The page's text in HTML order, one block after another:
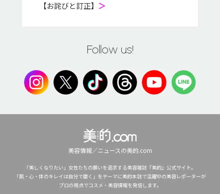
【お詫びと訂正】 ＞
Follow us!
美容情報／ニュースの美的.com
「美しくなりたい」女性たちの願いを追求する美容雑誌『美的』公式サイト。
「肌・心・体のキレイは自分で磨く」をテーマに美的本誌で活躍中の美容レポーターが
プロの視点でコスメ・美容情報を発信します。